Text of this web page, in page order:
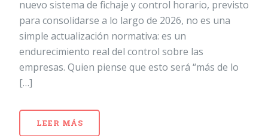
nuevo sistema de fichaje y control horario, previsto
para consolidarse a lo largo de 2026, no es una
simple actualización normativa: es un
endurecimiento real del control sobre las
empresas. Quien piense que esto será “más de lo
[…]
LEER MÁS